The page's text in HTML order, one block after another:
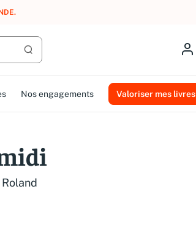
AMMAREAL.
Lancer la recherche
Nos engagements Valoriser mes livres